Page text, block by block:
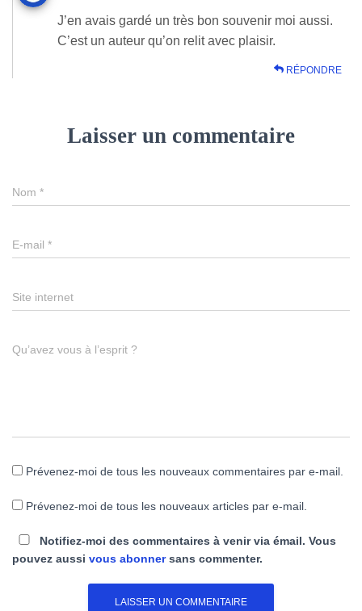
J’en avais gardé un très bon souvenir moi aussi.
C’est un auteur qu’on relit avec plaisir.
RÉPONDRE
Laisser un commentaire
Nom *
E-mail *
Site internet
Qu’avez vous à l’esprit ?
Prévenez-moi de tous les nouveaux commentaires par e-mail.
Prévenez-moi de tous les nouveaux articles par e-mail.
Notifiez-moi des commentaires à venir via émail. Vous
pouvez aussi vous abonnersans commenter.